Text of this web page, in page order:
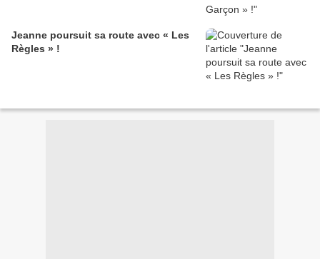
Jeanne poursuit sa route avec « Les
Règles » !